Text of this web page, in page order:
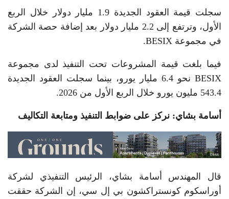
سجلت قيمة العقود الجديدة 1.9 مليار دولار خلال الربع
الأول، وترتفع إلى 2.2 مليار دولار بعد إضافة حصة الشركة
في مجموعة BESIX.
فيما بلغت قيمة المشروعات تحت التنفيذ لدى مجموعة
BESIX نحو 6.4 مليار يورو، بينما سجلت العقود الجديدة
543.4 مليون يورو خلال الربع الأول من 2026.
أسامة بشاي: نركز على ضوابط التنفيذ ومتابعة التكاليف
قال المهندس أسامة بشاي، الرئيس التنفيذي لشركة
أوراسكوم كونستراكشون بي إل سي، إن الشركة حققت